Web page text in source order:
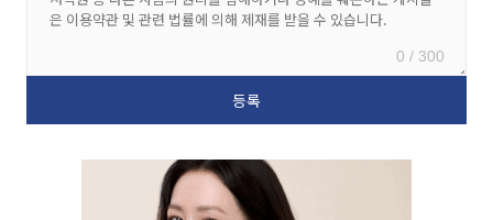
0 / 300